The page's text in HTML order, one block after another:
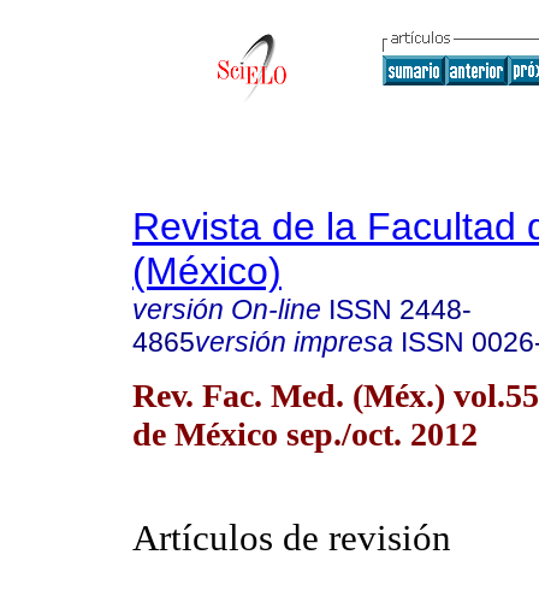
Revista de la Facultad
(México)
versión On-line ISSN 2448-
4865versión impresa ISSN
Rev. Fac. Med. (Méx.)
de México sep./oct. 2012
Artículos de revisión